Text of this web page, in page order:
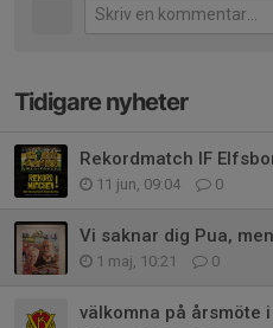
Tidigare nyheter
Rekordmatch IF
11 jun, 09:04 0
Vi saknar dig Pua,
1 maj, 10:21 0
välkomna på årsmöte